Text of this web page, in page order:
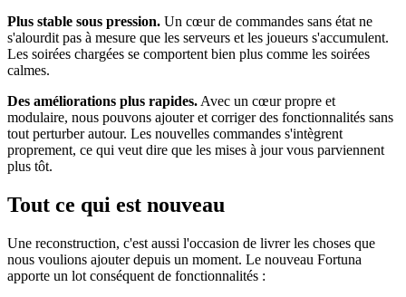
Plus stable sous pression. Un cœur de commandes sans état ne
s'alourdit pas à mesure que les serveurs et les joueurs s'accumulent.
Les soirées chargées se comportent bien plus comme les soirées
calmes.
Des améliorations plus rapides. Avec un cœur propre et
modulaire, nous pouvons ajouter et corriger des fonctionnalités sans
tout perturber autour. Les nouvelles commandes s'intègrent
proprement, ce qui veut dire que les mises à jour vous parviennent
plus tôt.
Tout ce qui est nouveau
Une reconstruction, c'est aussi l'occasion de livrer les choses que
nous voulions ajouter depuis un moment. Le nouveau Fortuna
apporte un lot conséquent de fonctionnalités :